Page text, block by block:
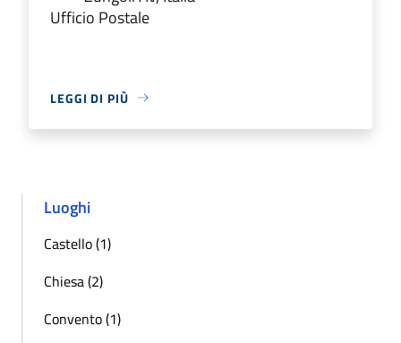
Ufficio Postale
LEGGI DI PIÙ
Luoghi
Castello (1)
Chiesa (2)
Convento (1)